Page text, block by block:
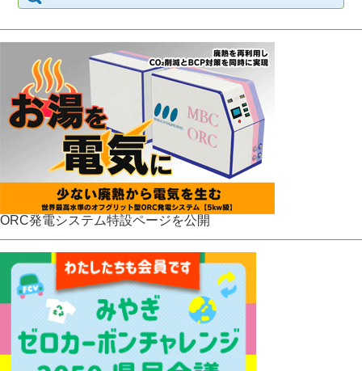
ORC発電システム特設ページを公開